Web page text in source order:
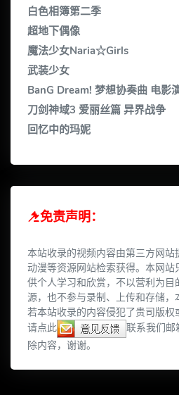
白色相簿第二季
超地下偶像
魔法少女Naria☆Girls
武装少女
BanG Dream! 梦想协奏曲 电影
刀剑神域3 爱丽丝篇 异界战争
回忆中的玛妮
免责声明：
本站收录的视频内容由第三方网
动漫等资源网站检索获得。本网
供个人学习和欣赏，不以营利为目
源，也不参与录制、上传和存储，
若本站收录的内容侵犯了贵司版权
请点此
联系我们邮
除内容，谢谢。